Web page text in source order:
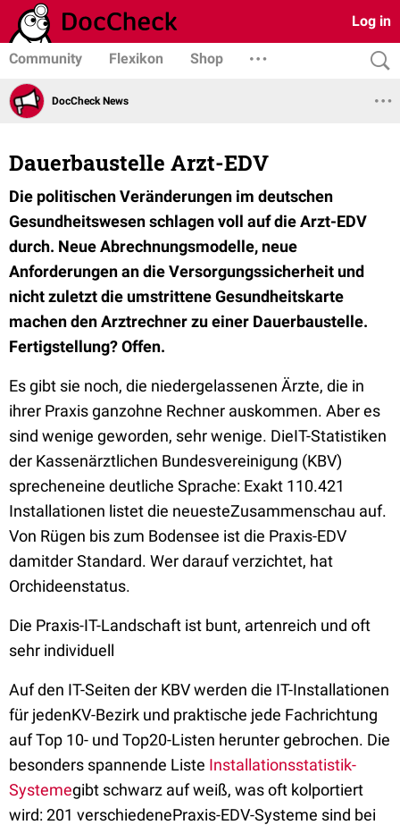
Log in
Community Flexikon Shop
DocCheck News
Dauerbaustelle Arzt-EDV
Die politischen Veränderungen im deutschen
Gesundheitswesen schlagen voll auf die Arzt-EDV
durch. Neue Abrechnungsmodelle, neue
Anforderungen an die Versorgungssicherheit und
nicht zuletzt die umstrittene Gesundheitskarte
machen den Arztrechner zu einer Dauerbaustelle.
Fertigstellung? Offen.
Es gibt sie noch, die niedergelassenen Ärzte, die in
ihrer Praxis ganzohne Rechner auskommen. Aber es
sind wenige geworden, sehr wenige. DieIT-Statistiken
der Kassenärztlichen Bundesvereinigung (KBV)
sprecheneine deutliche Sprache: Exakt 110.421
Installationen listet die neuesteZusammenschau auf.
Von Rügen bis zum Bodensee ist die Praxis-EDV
damitder Standard. Wer darauf verzichtet, hat
Orchideenstatus.
Die Praxis-IT-Landschaft ist bunt, artenreich und oft
sehr individuell
Auf den IT-Seiten der KBV werden die IT-Installationen
für jedenKV-Bezirk und praktische jede Fachrichtung
auf Top 10- und Top20-Listen herunter gebrochen. Die
besonders spannende Liste Installationsstatistik-
Systemegibt schwarz auf weiß, was oft kolportiert
wird: 201 verschiedenePraxis-EDV-Systeme sind bei